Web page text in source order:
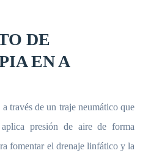
DE
EN A
través de un traje neumático que
presión de aire de forma
fomentar el drenaje linfático y la